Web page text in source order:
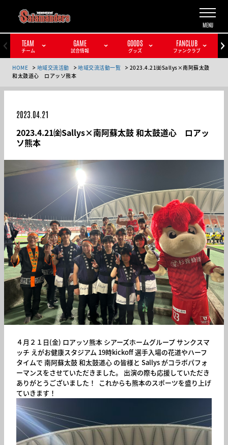
TEAM
チーム
GAME
試合情報
GOODS
グッズ
FANCLUB
ファンクラブ
HOME 地域交流活動 地域交流活動一覧
2023.4.21㈮Sallys×南阿蘇太鼓
和太鼓道心 ロアッソ熊本
2023.04.21
2023.4.21㈮Sallys×南阿蘇太鼓 和太鼓道心 ロアッ
ソ熊本
４月２１日(金) ロアッソ熊本 シアーズホームグループサンクスマ
ッチ えがお健康スタジアム 19時kickoff選手入場の花道やハーフ
タイムで 南阿蘇太鼓和太鼓道心 の皆様と Sallysがコラボパフォ
ーマンスをさせていただきました。
出演の際も応援していただき
ありがとうございました！
これからも熊本のスポーツを盛り上げ
ていきます！